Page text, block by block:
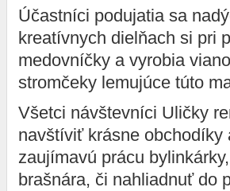
Účastníci podujatia sa
kreatívnych dielňach si pri
medovníčky a vyrobia
stromčeky lemujúce túto
Všetci návštevníci Uličky
navštíviť krásne
zaujímavú prácu
brašnára, či nahliadnuť do